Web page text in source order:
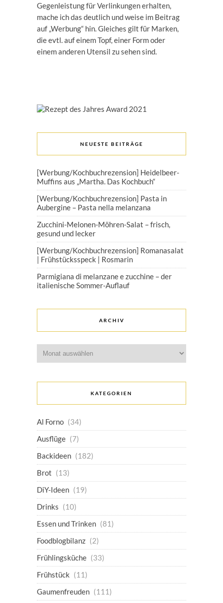
Gegenleistung für Verlinkungen erhalten,
mache ich das deutlich und weise im Beitrag
auf „Werbung“ hin. Gleiches gilt für Marken,
die evtl. auf einem Topf, einer Form oder
einem anderen Utensil zu sehen sind.
NEUESTE BEITRÄGE
[Werbung/Kochbuchrezension] Heidelbeer-
Muffins aus „Martha. Das Kochbuch“
[Werbung/Kochbuchrezension] Pasta in
Aubergine – Pasta nella melanzana
Zucchini-Melonen-Möhren-Salat – frisch,
gesund und lecker
[Werbung/Kochbuchrezension] Romanasalat
| Frühstücksspeck | Rosmarin
Parmigiana di melanzane e zucchine – der
italienische Sommer-Auflauf
ARCHIV
KATEGORIEN
Al Forno (34)
Ausflüge (7)
Backideen (182)
Brot (13)
DiY-Ideen (19)
Drinks (10)
Essen und Trinken (81)
Foodblogbilanz (2)
Frühlingsküche (33)
Frühstück (11)
Gaumenfreuden (111)